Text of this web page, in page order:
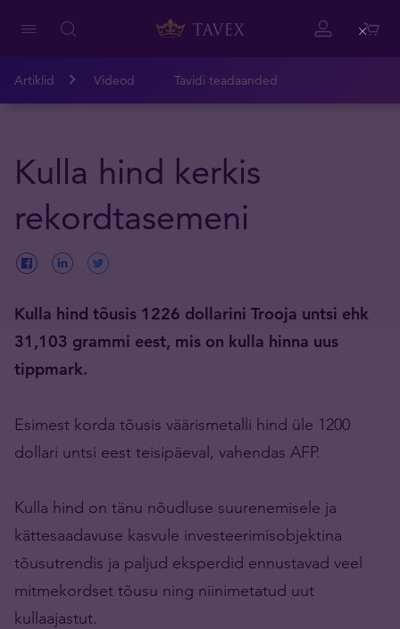
Artiklid Videod Tavidi teadaanded
Kulla hind kerkis
rekordtasemeni
Kulla hind tõusis 1226 dollarini Trooja untsi ehk
31,103 grammi eest, mis on kulla hinna uus
tippmark.
Esimest korda tõusis väärismetalli hind üle 1200
dollari untsi eest teisipäeval, vahendas AFP.
Kulla hind on tänu nõudluse suurenemisele ja
kättesaadavuse kasvule investeerimisobjektina
tõusutrendis ja paljud eksperdid ennustavad veel
mitmekordset tõusu ning niinimetatud uut
kullaajastut.
Close